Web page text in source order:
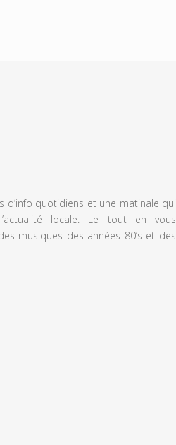
d’info quotidiens et une matinale qui
locale. Le tout en vous
musiques des années 80’s et des